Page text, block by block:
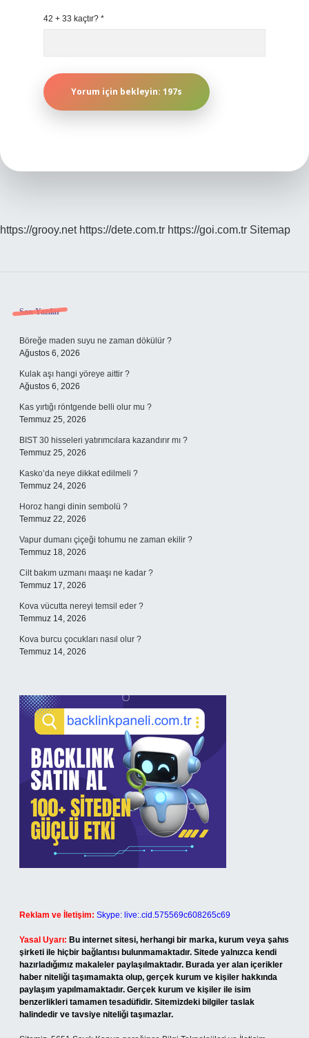
42 + 33 kaçtır? *
https://grooy.net https://dete.com.tr https://goi.com.tr Sitemap
Sidebar
Son Yazılar
Böreğe maden suyu ne zaman dökülür ?
Ağustos 6, 2026
Kulak aşı hangi yöreye aittir ?
Ağustos 6, 2026
Kas yırtığı röntgende belli olur mu ?
Temmuz 25, 2026
BIST 30 hisseleri yatırımcılara kazandırır mı ?
Temmuz 25, 2026
Kasko’da neye dikkat edilmeli ?
Temmuz 24, 2026
Horoz hangi dinin sembolü ?
Temmuz 22, 2026
Vapur dumanı çiçeği tohumu ne zaman ekilir ?
Temmuz 18, 2026
Cilt bakım uzmanı maaşı ne kadar ?
Temmuz 17, 2026
Kova vücutta nereyi temsil eder ?
Temmuz 14, 2026
Kova burcu çocukları nasıl olur ?
Temmuz 14, 2026
Reklam ve İletişim: Skype: live:.cid.575569c608265c69
Yasal Uyarı: Bu internet sitesi, herhangi bir marka, kurum veya şahıs
şirketi ile hiçbir bağlantısı bulunmamaktadır. Sitede yalnızca kendi
hazırladığımız makaleler paylaşılmaktadır. Burada yer alan içerikler
haber niteliği taşımamakta olup, gerçek kurum ve kişiler hakkında
paylaşım yapılmamaktadır. Gerçek kurum ve kişiler ile isim
benzerlikleri tamamen tesadüfidir. Sitemizdeki bilgiler taslak
halindedir ve tavsiye niteliği taşımazlar.